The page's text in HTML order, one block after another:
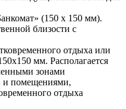
(150 х 150 мм).
близости с
отдыха или
мм. Располагается
зонами
и помещениями,
отдыха